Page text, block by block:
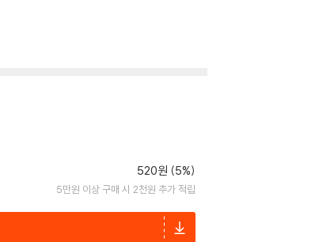
520원 (5%)
5만원 이상 구매 시 2천원 추가 적립